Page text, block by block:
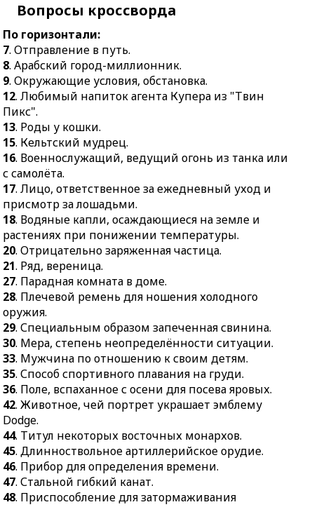
27.Парадная комната в
доме.
28.Плечевой ремень для
ношения холодного
оружия.
29.Специальным
образом запеченная
свинина.
30.Мера, степень
неопределённости
ситуации.
33.Мужчина по
отношению к своим
детям.
35.Способ спортивного
плавания на груди.
36.Поле, вспаханное с
осени для посева
яровых.
42.Животное, чей
портрет украшает
эмблему Dodge.
44.Титул некоторых
восточных монархов.
45.Длинноствольное
артиллерийское орудие.
46.Прибор для
определения времени.
47.Стальной гибкий
предназначенное для
14.Вербальный
аперитив перед
употреблением
Прошлое,
сохраняющееся в памяти
человечества.
что посвящён в особые
тайны.
24.Театральная
25.
вокруг чего-либо.
26.В геральдике —
надпись или эмблема на
гербе.
31.Неписаный закон в
поведении, в быту.
32.Средневековый
34.Мастер,
вырабатывающий
материалы для шитья.
37.Тело, поперечные
Вопросы кроссворда
По горизонтали:
7. Отправление в путь.
8. Арабский город-миллионник.
9. Окружающие условия, обстановка.
12. Любимый напиток агента Купера из "Твин
Пикс".
13. Роды у кошки.
15. Кельтский мудрец.
16. Военнослужащий, ведущий огонь из танка или
с самолёта.
17. Лицо, ответственное за ежедневный уход и
присмотр за лошадьми.
18. Водяные капли, осаждающиеся на земле и
растениях при понижении температуры.
20. Отрицательно заряженная частица.
21. Ряд, вереница.
27. Парадная комната в доме.
28. Плечевой ремень для ношения холодного
оружия.
29. Специальным образом запеченная свинина.
30. Мера, степень неопределённости ситуации.
33. Мужчина по отношению к своим детям.
35. Способ спортивного плавания на груди.
36. Поле, вспаханное с осени для посева яровых.
42. Животное, чей портрет украшает эмблему
Dodge.
44. Титул некоторых восточных монархов.
45. Длинноствольное артиллерийское орудие.
46. Прибор для определения времени.
47. Стальной гибкий канат.
48. Приспособление для затормаживания